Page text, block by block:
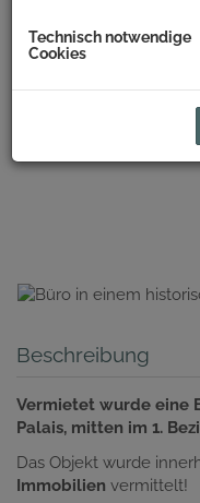
Beschreibung
Vermietet wurde eine
Palais, mitten im 1.
Das Objekt wurde
Immobilien vermittelt!
Technisch notwendige
Cookies